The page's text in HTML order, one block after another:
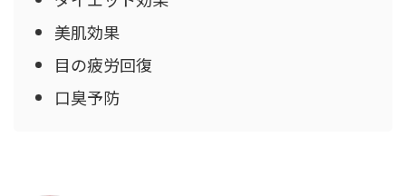
美肌効果
目の疲労回復
口臭予防